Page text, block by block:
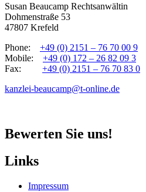
Susan Beaucamp Rechtsanwältin
Dohmenstraße 53
47807 Krefeld
Phone: +49 (0) 2151 – 76 70 00 9
Mobile: +49 (0) 172 – 26 82 09 3
Fax: +49 (0) 2151 – 76 70 83 0
kanzlei-beaucamp@t-online.de
Bewerten Sie uns!
Links
Impressum